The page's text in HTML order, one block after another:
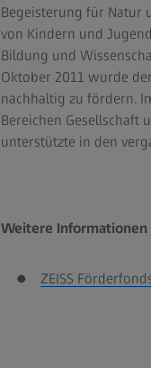
Begeisterung für Natur
von Kindern und
Bildung und
Oktober 2011 wurde
nachhaltig zu fördern.
Bereichen Gesellschaft
unterstützte in den
Weitere Informationen
ZEISS